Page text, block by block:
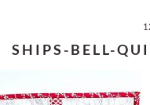
SHIPS-BELL-